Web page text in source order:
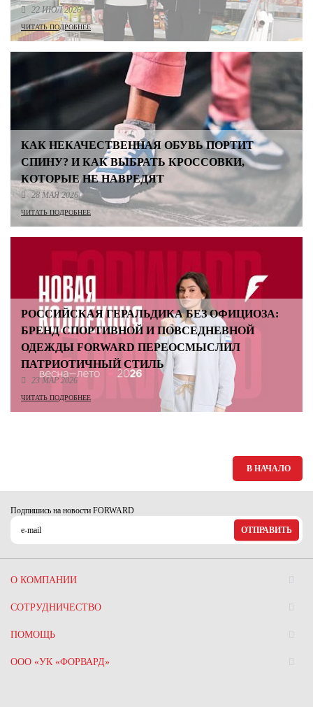
22 ИЮЛ 2026
ЧИТАТЬ ПОДРОБНЕЕ
КАК НЕКАЧЕСТВЕННАЯ ОБУВЬ ПОРТИТ
СПИНУ? И КАК ВЫБРАТЬ КРОССОВКИ,
КОТОРЫЕ НЕ НАВРЕДЯТ
28 МАЯ 2026
ЧИТАТЬ ПОДРОБНЕЕ
РОССИЙСКАЯ ГЕРАЛЬДИКА БЕЗ ОФИЦИОЗА:
БРЕНД СПОРТИВНОЙ И ПОВСЕДНЕВНОЙ
ОДЕЖДЫ FORWARD ПЕРЕОСМЫСЛИЛ
ПАТРИОТИЧНЫЙ СТИЛЬ
23 МАР 2026
ЧИТАТЬ ПОДРОБНЕЕ
В НАЧАЛО
Подпишись на новости FORWARD
ОТПРАВИТЬ
О КОМПАНИИ
СОТРУДНИЧЕСТВО
ПОМОЩЬ
ООО «УК «ФОРВАРД»